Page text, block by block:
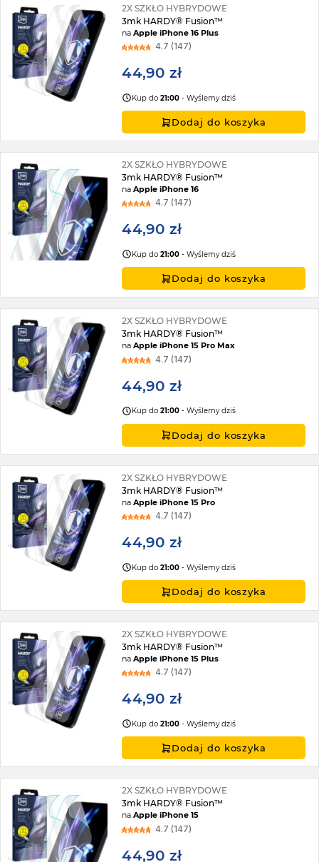
2X SZKŁO HYBRYDOWE
3mk HARDY® Fusion™
naApple iPhone 16 Plus
4.7 (147)
44,90 zł
Kup do21:00 - Wyślemy dziś
Dodaj do koszyka
2X SZKŁO HYBRYDOWE
3mk HARDY® Fusion™
naApple iPhone 16
4.7 (147)
44,90 zł
Kup do21:00 - Wyślemy dziś
Dodaj do koszyka
2X SZKŁO HYBRYDOWE
3mk HARDY® Fusion™
naApple iPhone 15 Pro Max
4.7 (147)
44,90 zł
Kup do21:00 - Wyślemy dziś
Dodaj do koszyka
2X SZKŁO HYBRYDOWE
3mk HARDY® Fusion™
naApple iPhone 15 Pro
4.7 (147)
44,90 zł
Kup do21:00 - Wyślemy dziś
Dodaj do koszyka
2X SZKŁO HYBRYDOWE
3mk HARDY® Fusion™
naApple iPhone 15 Plus
4.7 (147)
44,90 zł
Kup do21:00 - Wyślemy dziś
Dodaj do koszyka
2X SZKŁO HYBRYDOWE
3mk HARDY® Fusion™
naApple iPhone 15
4.7 (147)
44,90 zł